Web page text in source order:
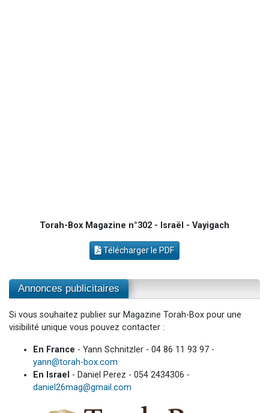
Torah-Box Magazine n°302 - Israël - Vayigach
Télécharger le PDF
Annonces publicitaires
Si vous souhaitez publier sur Magazine Torah-Box pour une
visibilité unique vous pouvez contacter :
En France - Yann Schnitzler - 04 86 11 93 97 -
yann@torah-box.com
En Israel - Daniel Perez - 054 2434306 -
daniel26mag@gmail.com